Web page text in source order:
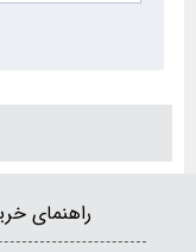
راهنمای